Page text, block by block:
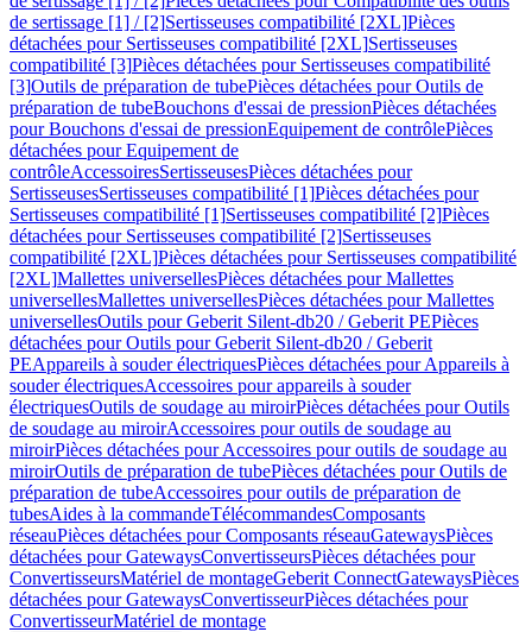
de sertissage [1] / [2]Sertisseuses compatibilité [2XL]Pièces
détachées pour Sertisseuses compatibilité [2XL]Sertisseuses
compatibilité [3]Pièces détachées pour Sertisseuses compatibilité
[3]Outils de préparation de tubePièces détachées pour Outils de
préparation de tubeBouchons d'essai de pressionPièces détachées
pour Bouchons d'essai de pressionEquipement de contrôlePièces
détachées pour Equipement de
contrôleAccessoiresSertisseusesPièces détachées pour
SertisseusesSertisseuses compatibilité [1]Pièces détachées pour
Sertisseuses compatibilité [1]Sertisseuses compatibilité [2]Pièces
détachées pour Sertisseuses compatibilité [2]Sertisseuses
compatibilité [2XL]Pièces détachées pour Sertisseuses compatibilité
[2XL]Mallettes universellesPièces détachées pour Mallettes
universellesMallettes universellesPièces détachées pour Mallettes
universellesOutils pour Geberit Silent-db20 / Geberit PEPièces
détachées pour Outils pour Geberit Silent-db20 / Geberit
PEAppareils à souder électriquesPièces détachées pour Appareils à
souder électriquesAccessoires pour appareils à souder
électriquesOutils de soudage au miroirPièces détachées pour Outils
de soudage au miroirAccessoires pour outils de soudage au
miroirPièces détachées pour Accessoires pour outils de soudage au
miroirOutils de préparation de tubePièces détachées pour Outils de
préparation de tubeAccessoires pour outils de préparation de
tubesAides à la commandeTélécommandesComposants
réseauPièces détachées pour Composants réseauGatewaysPièces
détachées pour GatewaysConvertisseursPièces détachées pour
ConvertisseursMatériel de montageGeberit ConnectGatewaysPièces
détachées pour GatewaysConvertisseurPièces détachées pour
ConvertisseurMatériel de montage